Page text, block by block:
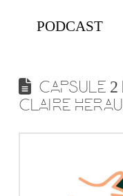
PODCAST
CAPSULE
CLAIRE